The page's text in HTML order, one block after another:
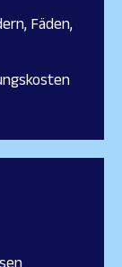
Fäden,